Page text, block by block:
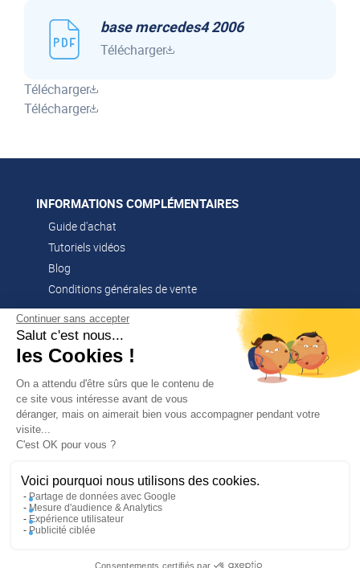
Continuer sans accepter
Salut c'est nous...
les Cookies !
On a attendu d'être sûrs que le contenu de
ce site vous intéresse avant de vous
déranger, mais on aimerait bien vous accompagner pendant votre
visite...
C'est OK pour vous ?
Voici pourquoi nous utilisons des cookies.
Partage de données avec Google
Mesure d'audience & Analytics
Expérience utilisateur
Publicité ciblée
Consentements certifiés par
Demandez un devis :https://www.franssen-
remorques.fr/demande-de-devis/demande-devis-attelage/
base mercedes4 2006
Télécharger
Télécharger
Télécharger
INFORMATIONS COMPLÉMENTAIRES
Guide d'achat
Tutoriels vidéos
Blog
Conditions générales de vente
CONTACT
02 51 52 26 57
contacts@franssen-loisirs.fr
NOS MARQUES PARTENAIRES
Altago
Multi-Mover
PROFITEZ DE -5 %
vous abonnant à notre newsletter !